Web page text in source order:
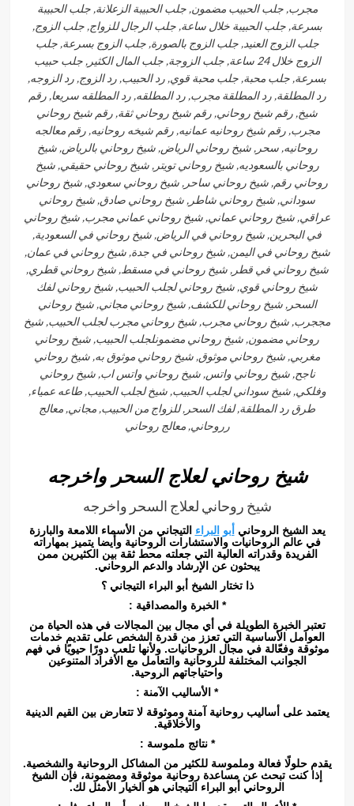
مجرب, جلب الحبيب مضمون, جلب الحبيبة الزعلانة, جلب الحبيبة
بسرعة, جلب الحبيبة خلال ساعة, جلب الرجال للزواج, جلب الزوج,
جلب الزوج العنيد, جلب الزوج بالصورة, جلب الزوج بسرعة, جلب
الزوج خلال 24 ساعة, جلب الزوجة, جلب المال الكثير, جلب حبيب
بسرعة, جلب محبة, جلب محبة قوي, رد الحبيب, رد الزوج, رد الزوجه,
رد المطلقة, رد المطلقة مجرب, رد المطلقه, رد المطلقه سريعا, رقم
شيخ, رقم شيخ روحاني, رقم شيخ روحاني ثقة, رقم شيخ روحاني
مجرب, رقم شيخ روحانيه عمانيه, رقم شيخه روحانيه, رقم معالجه
روحانيه, سحر, شيخ روحاني الرياض, شيخ روحاني بالرياض, شيخ
روحاني بالسعوديه, شيخ روحاني تويتر, شيخ روحاني حقيقي, شيخ
روحاني رقم, شيخ روحاني ساحر, شيخ روحاني سعودي, شيخ روحاني
سوداني, شيخ روحاني شاطر, شيخ روحاني صادق, شيخ روحاني
عراقي, شيخ روحاني عماني, شيخ روحاني عماني مجرب, شيخ روحاني
في البحرين, شيخ روحاني في الرياض, شيخ روحاني في السعودية,
شيخ روحاني في اليمن, شيخ روحاني في جدة, شيخ روحاني في عمان,
شيخ روحاني في قطر, شيخ روحاني في مسقط, شيخ روحاني قطري,
شيخ روحاني قوي, شيخ روحاني لجلب الحبيب, شيخ روحاني لفك
السحر, شيخ روحاني للكشف, شيخ روحاني مجاني, شيخ روحاني
مججرب, شيخ روحاني مجرب, شيخ روحاني مجرب لجلب الحبيب, شيخ
روحاني مضمون, شيخ روحاني مضمونلجلب الحبيب, شيخ روحاني
مغربي, شيخ روحاني موثوق, شيخ روحاني موثوق به, شيخ روحاني
ناجح, شيخ روحاني واتس, شيخ روحاني واتس اب, شيخ روحاني
وفلكي, شيخ سوداني لجلب الحبيب, شيخ لجلب الحبيب, طاعه عمياء,
طرق رد المطلقة, لفك السحر, للزواج من الحبيب, مجاني, معالج
رروحاني, معالج روحاني
شيخ روحاني لعلاج السحر واخرجه
شيخ روحاني لعلاج السحر واخرجه
يعد الشيخ الروحاني أبو البراء التيجاني من الأسماء اللامعة والبارزة
في عالم الروحانيات والاستشارات الروحانية وأيضا يتميز بمهاراته
الفريدة وقدراته العالية التي جعلته محط ثقة بين الكثيرين ممن
يبحثون عن الإرشاد والدعم الروحاني.
ذا تختار الشيخ أبو البراء التيجاني ؟
* الخبرة والمصداقية :
تعتبر الخبرة الطويلة في أي مجال بين المجالات في هذه الحياة من
العوامل الأساسية التي تعزز من قدرة الشخص على تقديم خدمات
موثوقة وفعّالة في مجال الروحانيات. ولأنها تلعب دورًا حيويًا في فهم
الجوانب المختلفة للروحانية والتعامل مع الأفراد المتنوعين
واحتياجاتهم الروحية.
* الأساليب الآمنة :
يعتمد على أساليب روحانية آمنة وموثوقة لا تتعارض بين القيم الدينية
والأخلاقية.
* نتائج ملموسة :
يقدم حلولًا فعالة وملموسة للكثير من المشاكل الروحانية والشخصية.
إذا كنت تبحث عن مساعدة روحانية موثوقة ومضمونة، فإن الشيخ
الروحاني أبو البراء التيجاني هو الخيار الأمثل لك.